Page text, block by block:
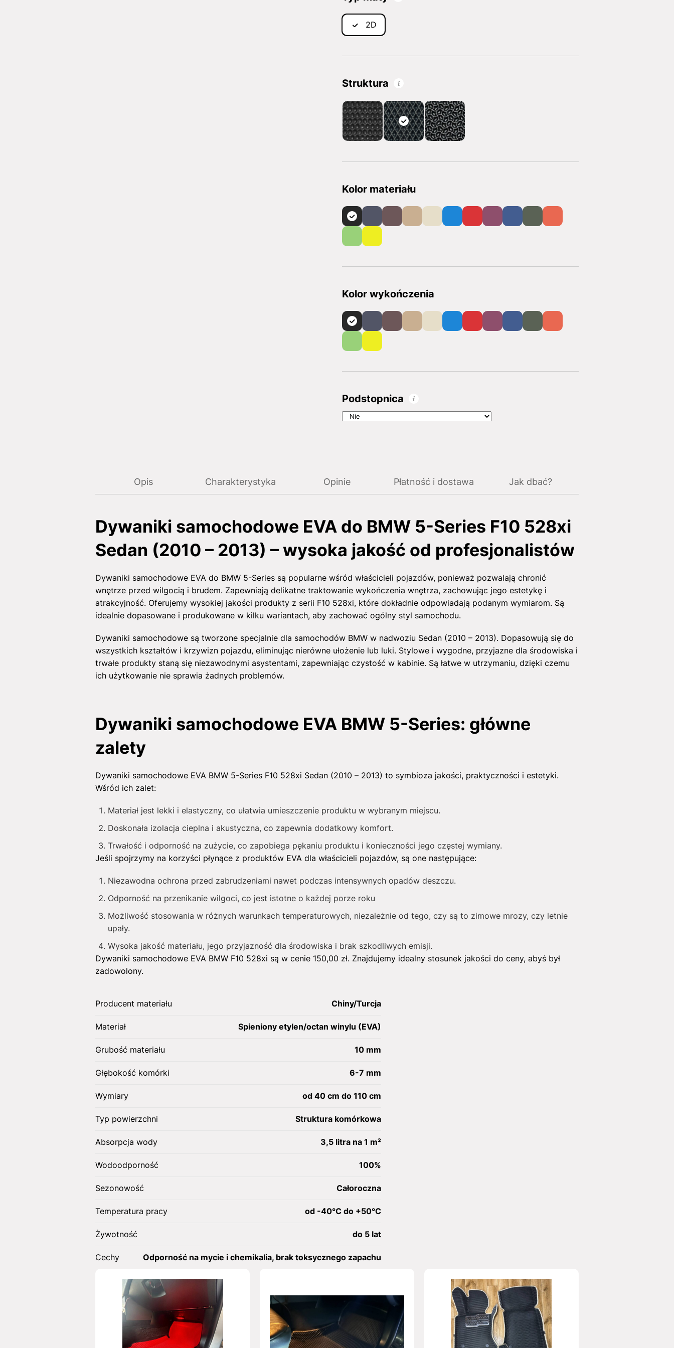
2D
Struktura
Kolor materiału
Kolor wykończenia
Podstopnica
Opis Charakterystyka Opinie Płatność i dostawa Jak dbać?
Dywaniki samochodowe EVA do BMW 5-Series F10 528xi
Sedan (2010 – 2013) – wysoka jakość od profesjonalistów
Dywaniki samochodowe EVA do BMW 5-Series są popularne wśród właścicieli pojazdów, ponieważ pozwalają chronić
wnętrze przed wilgocią i brudem. Zapewniają delikatne traktowanie wykończenia wnętrza, zachowując jego estetykę i
atrakcyjność. Oferujemy wysokiej jakości produkty z serii F10 528xi, które dokładnie odpowiadają podanym wymiarom. Są
idealnie dopasowane i produkowane w kilku wariantach, aby zachować ogólny styl samochodu.
Dywaniki samochodowe są tworzone specjalnie dla samochodów BMW w nadwoziu Sedan (2010 – 2013). Dopasowują się do
wszystkich kształtów i krzywizn pojazdu, eliminując nierówne ułożenie lub luki. Stylowe i wygodne, przyjazne dla środowiska i
trwałe produkty staną się niezawodnymi asystentami, zapewniając czystość w kabinie. Są łatwe w utrzymaniu, dzięki czemu
ich użytkowanie nie sprawia żadnych problemów.
Dywaniki samochodowe EVA BMW 5-Series: główne
zalety
Dywaniki samochodowe EVA BMW 5-Series F10 528xi Sedan (2010 – 2013) to symbioza jakości, praktyczności i estetyki.
Wśród ich zalet:
Materiał jest lekki i elastyczny, co ułatwia umieszczenie produktu w wybranym miejscu.
Doskonała izolacja cieplna i akustyczna, co zapewnia dodatkowy komfort.
Trwałość i odporność na zużycie, co zapobiega pękaniu produktu i konieczności jego częstej wymiany.
Jeśli spojrzymy na korzyści płynące z produktów EVA dla właścicieli pojazdów, są one następujące:
Niezawodna ochrona przed zabrudzeniami nawet podczas intensywnych opadów deszczu.
Odporność na przenikanie wilgoci, co jest istotne o każdej porze roku
Możliwość stosowania w różnych warunkach temperaturowych, niezależnie od tego, czy są to zimowe mrozy, czy letnie
upały.
Wysoka jakość materiału, jego przyjazność dla środowiska i brak szkodliwych emisji.
Dywaniki samochodowe EVA BMW F10 528xi są w cenie 150,00 zł. Znajdujemy idealny stosunek jakości do ceny, abyś był
zadowolony.
Producent materiału Chiny/Turcja
Materiał Spieniony etylen/octan winylu (EVA)
Grubość materiału 10 mm
Głębokość komórki 6-7 mm
Wymiary od 40 cm do 110 cm
Typ powierzchni Struktura komórkowa
Absorpcja wody 3,5 litra na 1 m²
Wodoodporność 100%
Sezonowość Całoroczna
Temperatura pracy od -40°C do +50°C
Żywotność do 5 lat
Cechy Odporność na mycie i chemikalia, brak toksycznego zapachu